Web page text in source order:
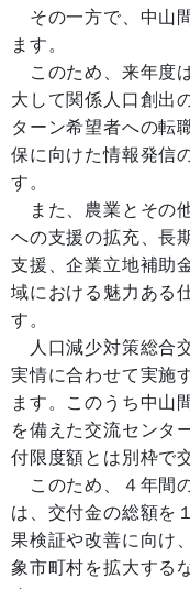
その一方で、中山
ます。
このため、来年度
大して関係人口創出
ターン希望者への転
保に向けた情報発信
す。
また、農業とその
への支援の拡充、長
支援、企業立地補助
域における魅力ある
す。
人口減少対策総合
実情に合わせて実施
ます。このうち中山
を備えた交流センタ
付限度額とは別枠で
このため、４年間
は、交付金の総額を
果検証や改善に向け
象市町村を拡大する